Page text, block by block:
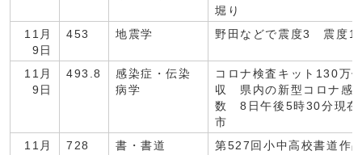
堀り
11月
9日
453 地震学 野田などで震度3 震度1
11月
9日
493.8
感染症・伝染
病学
コロナ検査キット130万
収 県内の新型コロナ感
数 8日午後5時30分現
市
11月
728 書・書道
第527回小中高校書道作